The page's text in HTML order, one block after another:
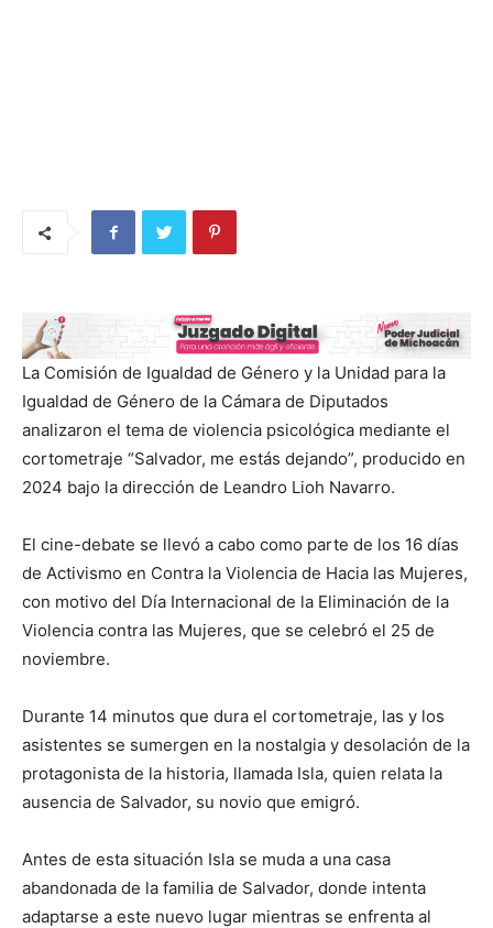
La Comisión de Igualdad de Género y la Unidad para la
Igualdad de Género de la Cámara de Diputados
analizaron el tema de violencia psicológica mediante el
cortometraje “Salvador, me estás dejando”, producido en
2024 bajo la dirección de Leandro Lioh Navarro.
El cine-debate se llevó a cabo como parte de los 16 días
de Activismo en Contra la Violencia de Hacia las Mujeres,
con motivo del Día Internacional de la Eliminación de la
Violencia contra las Mujeres, que se celebró el 25 de
noviembre.
Durante 14 minutos que dura el cortometraje, las y los
asistentes se sumergen en la nostalgia y desolación de la
protagonista de la historia, llamada Isla, quien relata la
ausencia de Salvador, su novio que emigró.
Antes de esta situación Isla se muda a una casa
abandonada de la familia de Salvador, donde intenta
adaptarse a este nuevo lugar mientras se enfrenta al